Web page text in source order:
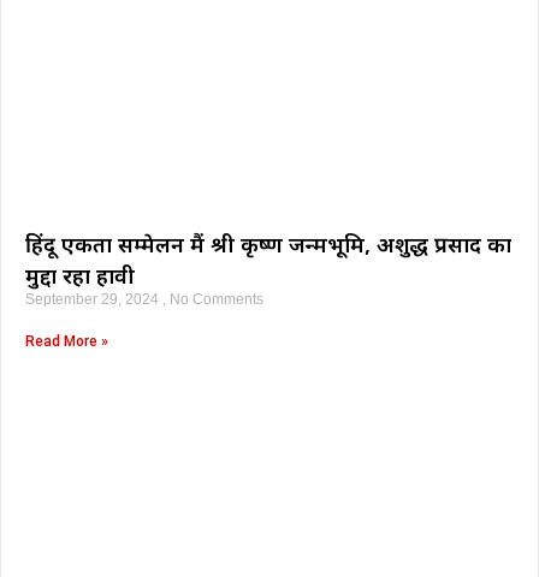
हिंदू एकता सम्मेलन मैं श्री कृष्ण जन्मभूमि, अशुद्ध प्रसाद का
मुद्दा रहा हावी
September 29, 2024 No Comments
Read More »